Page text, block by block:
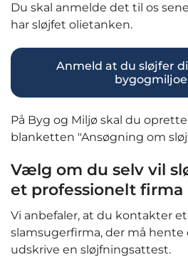
Du skal anmelde det til os
har sløjfet olietanken.
Anmeld at du sløjfer
På Byg og Miljø skal du
blanketten "Ansøgning om
Vælg om du selv vil
et professionelt firma
Vi anbefaler, at du kontakter
slamsugerfirma, der må hente
udskrive en sløjfningsattest.